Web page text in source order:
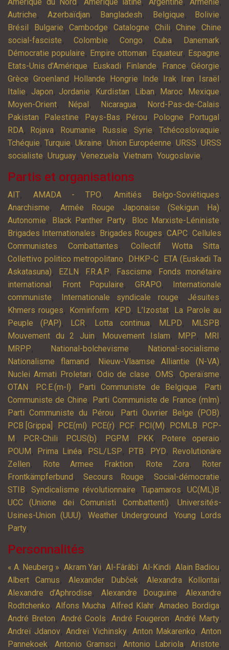
Autriche, Azerbaïdjan, Bangladesh, Belgique, Bolivie,
Brésil , Bulgarie, Cambodge, Catalogne, Chili, Chine, Chine
social-fasciste, Colombie, Congo,Cuba, Danemark,
Démocratie populaire, Empire ottoman, Equateur, Espagne,
Etats-Unis d'Amérique, Euskadi, Finlande, France,Géorgie,
Grèce, Groenland , Hollande, Hongrie, Inde, Irak, Iran, Israël ,
Italie, Japon, Jordanie, Kurdistan, Liban, Maroc, Mexique,
Moyen-Orient, Népal , Nicaragua, Nord-Pas-de-Calais,
Pakistan, Palestine, Pays-Bas, Pérou, Pologne, Portugal ,
RDA, Rojava, Roumanie, Russie, Syrie, Tchécoslovaquie,
Tchéquie,Turquie,Ukraine, Union Européenne, URSS,URSS
socialiste, Uruguay, Venezuela, Vietnam, Yougoslavie,
Partis et organisations
AIT, AMADA - TPO,Amitiés Belgo-Soviétiques,
Anarchisme, Armée Rouge Japonaise (Sekigun Ha),
Autonomie, Black Panther Party, Bloc Marxiste-Léniniste,
Brigades Internationales, Brigades Rouges, CAPC,Cellules
Communistes Combattantes, Collectif Wotta Sitta,
Collettivo politico metropolitano, DHKP-C, ETA (Euskadi Ta
Askatasuna), EZLN , F.R.A.P, Fascisme,
Fonds monétaire
international , Front Populaire, GRAPO,
Internationale
communiste, Internationale syndicale rouge, Jésuites,
Khmers rouges, Kominform, KPD, L’Izostat, La Parole au
Peuple (PAP), LCR, Lotta continua, MLPD, MLSPB,
Mouvement du 2 Juin, Mouvement Islam, MPP, MRI ,
MRPP, National-bolchevisme, National-socialisme,
Nationalisme flamand , Nieuw-Vlaamse Alliantie (N-VA),
Nuclei Armati Proletari, Odio de clase,OMS,Operaïsme,
OTAN , P.C.E.(m-l), Parti Communiste de Belgique,
Parti
Communiste de Chine, Parti Communiste de France (mlm),
Parti Communiste du Pérou, Parti Ouvrier Belge (POB),
PCB [Grippa] , PCE(ml), PCE(r), PCF, PCI(M), PCMLB, PCP-
M , PCR-Chili, PCUS(b), PGPM , PKK, Potere operaio,
POUM , Prima Linéa, PSL/LSP, PTB, PYD,
Revolutionäre
Zellen, Rote Armee Fraktion, Rote Zora,
Roter
Frontkämpferbund , Secours Rouge, Social-démocratie,
STIB, Syndicalisme révolutionnaire, Tupamaros, UC(ML)B,
UCC (Unione dei Comunisti Combattenti),Universités-
Usines-Union (UUU), Weather Underground ,Young Lords
Party,
Personnalités
« A. Neuberg », Akram Yari, Al-Fârâbî, Al-Kindi, Alain Badiou,
Albert Camus,Alexander Dubček, Alexandra Kollontai,
Alexandre d’Aphrodise, Alexandre Douguine, Alexandre
Rodtchenko, Alfons Mucha,Alfred Klahr,Amadeo Bordiga,
André Breton, André Cools, André Fougeron, André Marty,
Andreï Jdanov, Andreï Vichinsky, Anton Makarenko, Anton
Pannekoek,Antonio Gramsci, Antonio Labriola,Aristote,